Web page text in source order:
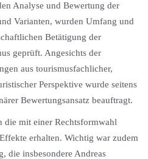
Analyse und Bewertung der
Varianten, wurden Umfang und
Betätigung der
geprüft. Angesichts der
aus tourismusfachlicher,
Perspektive wurde seitens
Bewertungsansatz beauftragt.
die mit einer Rechtsformwahl
erhalten. Wichtig war zudem
die insbesondere Andreas